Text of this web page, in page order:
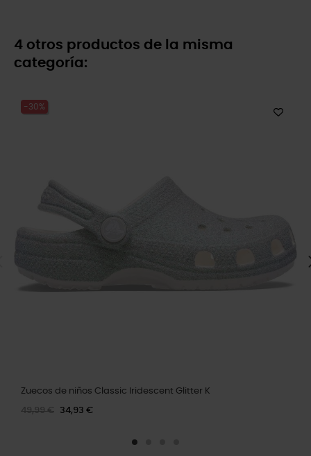
4 otros productos de la misma
categoría:
-30%
Zuecos de niños Classic Iridescent Glitter K
49,99 € 34,93 €